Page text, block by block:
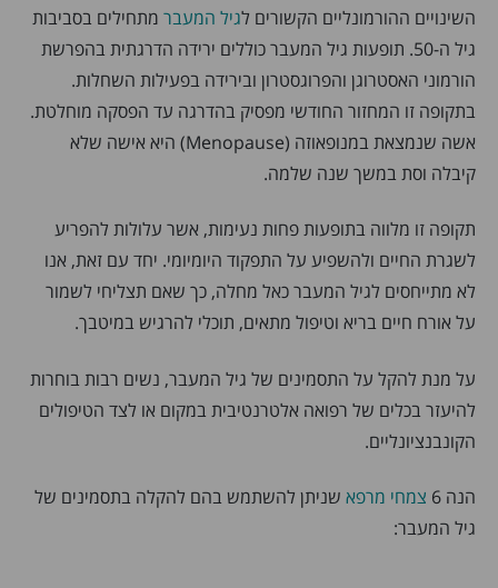
השינויים ההורמונליים הקשורים לגיל המעבר מתחילים בסביבות
גיל ה-50. תופעות גיל המעבר כוללים ירידה הדרגתית בהפרשת
הורמוני האסטרוגן והפרוגסטרון ובירידה בפעילות השחלות.
בתקופה זו המחזור החודשי מפסיק בהדרגה עד הפסקה מוחלטת.
אשה שנמצאת במנופאוזה (Menopause) היא אישה שלא
קיבלה וסת במשך שנה שלמה.
תקופה זו מלווה בתופעות פחות נעימות, אשר עלולות להפריע
לשגרת החיים ולהשפיע על התפקוד היומיומי. יחד עם זאת, אנו
לא מתייחסים לגיל המעבר כאל מחלה, כך שאם תצליחי לשמור
על אורח חיים בריא וטיפול מתאים, תוכלי להרגיש במיטבך.
על מנת להקל על התסמינים של גיל המעבר, נשים רבות בוחרות
להיעזר בכלים של רפואה אלטרנטיבית במקום או לצד הטיפולים
הקונבנציונליים.
הנה 6 צמחי מרפא שניתן להשתמש בהם להקלה בתסמינים של
גיל המעבר: